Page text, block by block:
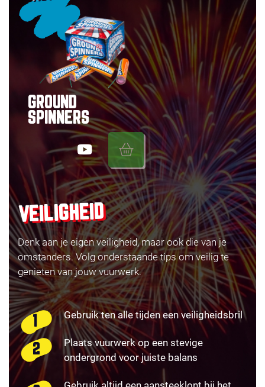
GROUND
SPINNERS
VEILIGHEID
Denk aan je eigen veiligheid, maar ook die van je
omstanders. Volg onderstaande tips om veilig te
genieten van jouw vuurwerk.
Gebruik ten alle tijden een veiligheidsbril
Plaats vuurwerk op een stevige
ondergrond voor juiste balans